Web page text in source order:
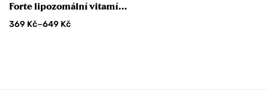
Forte lipozomální vitamín
C
369 Kč–649 Kč